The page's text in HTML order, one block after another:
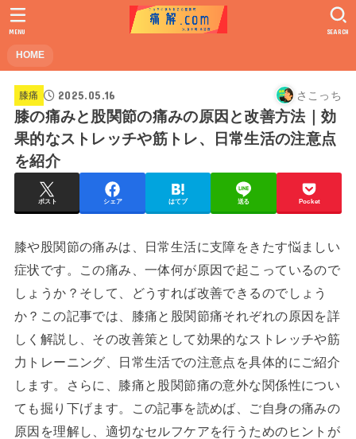
HOME
SEARCH
MENU
膝痛 2025.05.16 さこっち
膝の痛みと股関節の痛みの原因と改善方法｜効
果的なストレッチや筋トレ、日常生活の注意点
を紹介
ポスト シェア はてブ 送る Pocket
膝や股関節の痛みは、日常生活に支障をきたす悩ましい
症状です。この痛み、一体何が原因で起こっているので
しょうか？そして、どうすれば改善できるのでしょう
か？この記事では、膝痛と股関節痛それぞれの原因を詳
しく解説し、その改善策として効果的なストレッチや筋
力トレーニング、日常生活での注意点を具体的にご紹介
します。さらに、膝痛と股関節痛の意外な関係性につい
ても掘り下げます。この記事を読めば、ご自身の痛みの
原因を理解し、適切なセルフケアを行うためのヒントが